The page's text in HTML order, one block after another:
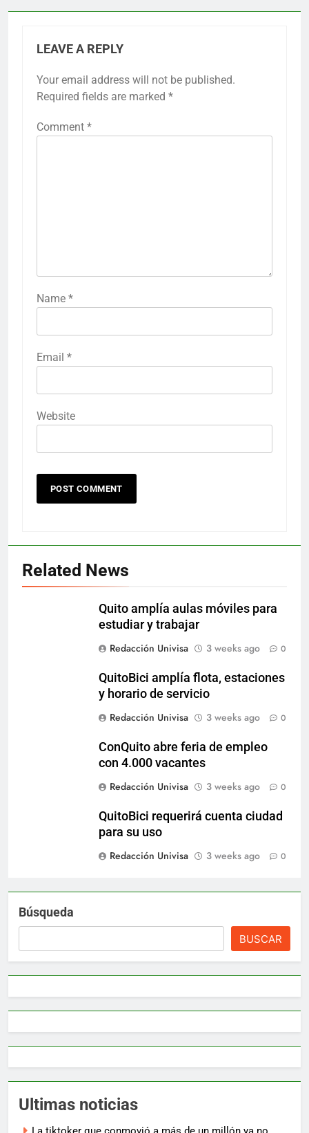
LEAVE A REPLY
Your email address will not be published.
Required fields are marked *
Comment *
Name *
Email *
Website
Related News
Quito amplía aulas móviles para
estudiar y trabajar
Redacción Univisa
3 weeks ago 0
QuitoBici amplía flota, estaciones
y horario de servicio
Redacción Univisa
3 weeks ago 0
ConQuito abre feria de empleo
con 4.000 vacantes
Redacción Univisa
3 weeks ago 0
QuitoBici requerirá cuenta ciudad
para su uso
Redacción Univisa
3 weeks ago 0
Búsqueda
BUSCAR
Ultimas noticias